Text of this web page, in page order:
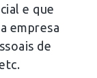
e que
empresa
de